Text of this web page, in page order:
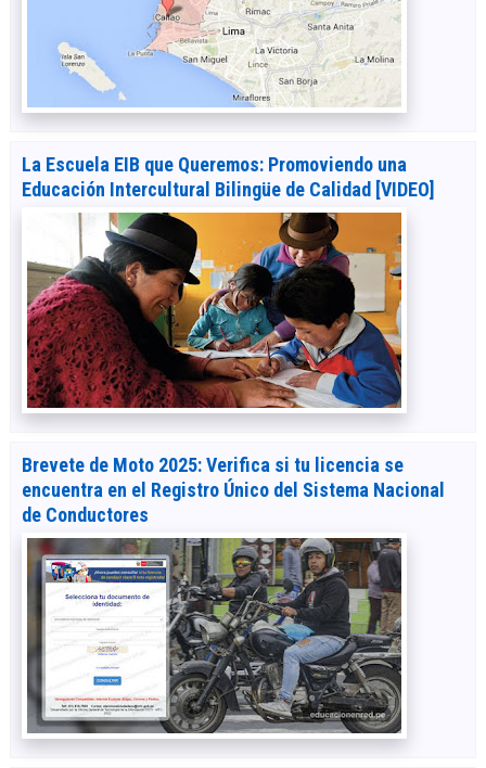
La Escuela EIB que Queremos: Promoviendo una
Educación Intercultural Bilingüe de Calidad [VIDEO]
Brevete de Moto 2025: Verifica si tu licencia se
encuentra en el Registro Único del Sistema Nacional
de Conductores